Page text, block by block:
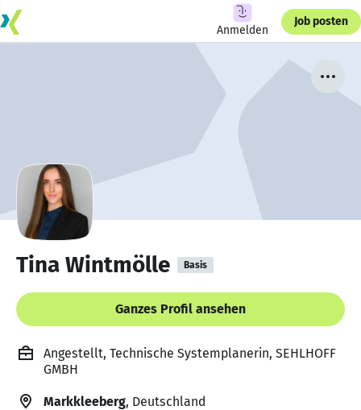
Anmelden
Job posten
Tina Wintmölle Basis
Ganzes Profil ansehen
Angestellt, Technische Systemplanerin, SEHLHOFF
GMBH
Markkleeberg, Deutschland